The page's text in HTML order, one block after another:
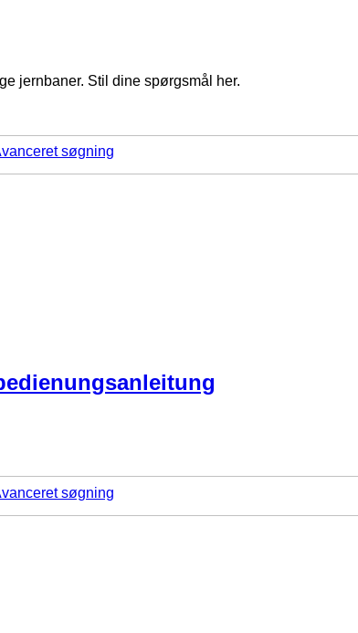
jernbaner. Stil dine spørgsmål her.
søgning
søgning